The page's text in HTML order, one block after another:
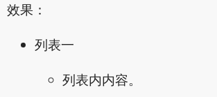
效果：
列表一
列表内内容。